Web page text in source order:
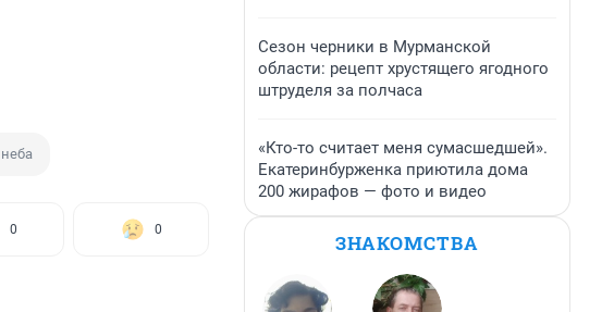
0 0
Сезон черники в Мурманской
области: рецепт хрустящего ягодного
штруделя за полчаса
«Кто-то считает меня сумасшедшей».
Екатеринбурженка приютила дома
200 жирафов — фото и видео
ЗНАКОМСТВА